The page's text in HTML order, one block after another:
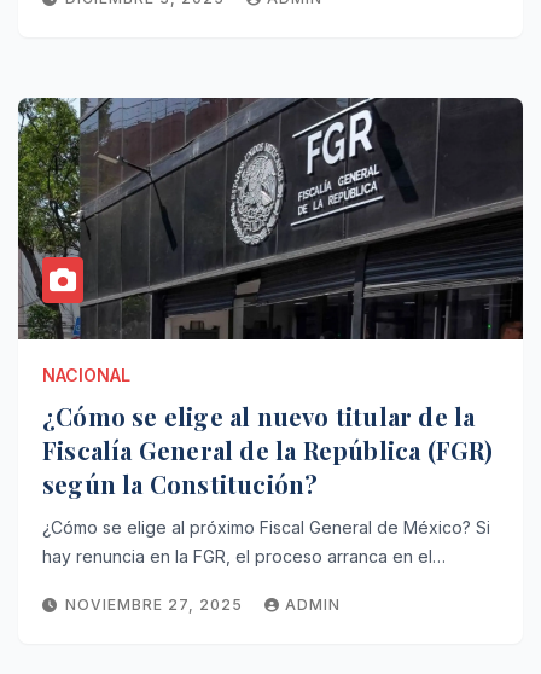
NACIONAL
¿Cómo se elige al nuevo titular de la
Fiscalía General de la República (FGR)
según la Constitución?
¿Cómo se elige al próximo Fiscal General de México? Si
hay renuncia en la FGR, el proceso arranca en el…
NOVIEMBRE 27, 2025 ADMIN